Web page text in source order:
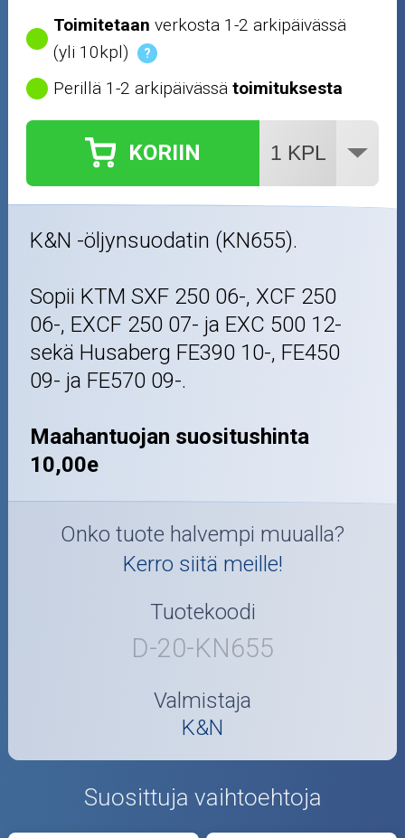
Toimitetaan verkosta 1-2 arkipäivässä
(yli 10kpl)
?
Perillä 1-2 arkipäivässätoimituksesta
KORIIN
K&N -öljynsuodatin (KN655).
Sopii KTM SXF 250 06-, XCF 250
06-, EXCF 250 07- ja EXC 500 12-
sekä Husaberg FE390 10-, FE450
09- ja FE570 09-.
Maahantuojan suositushinta
10,00e
Onko tuote halvempi muualla?
Kerro siitä meille!
Tuotekoodi
D-20-KN655
Valmistaja
K&N
Suosittuja vaihtoehtoja